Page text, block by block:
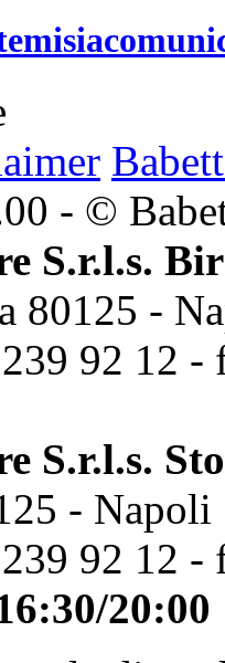
- ©
S.r.l.s.
80125 -
92 12 -
S.r.l.s.
- Napoli
92 12 -
20:00